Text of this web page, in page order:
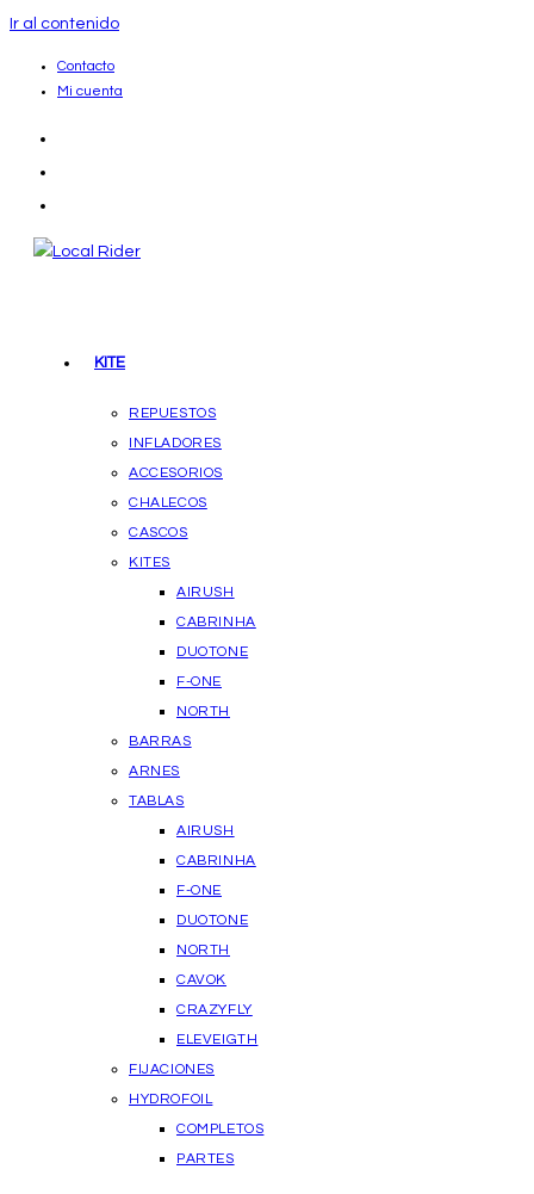
Ir al contenido
Contacto
Mi cuenta
KITE
REPUESTOS
INFLADORES
ACCESORIOS
CHALECOS
CASCOS
KITES
AIRUSH
CABRINHA
DUOTONE
F-ONE
NORTH
BARRAS
ARNES
TABLAS
AIRUSH
CABRINHA
F-ONE
DUOTONE
NORTH
CAVOK
CRAZYFLY
ELEVEIGTH
FIJACIONES
HYDROFOIL
COMPLETOS
PARTES